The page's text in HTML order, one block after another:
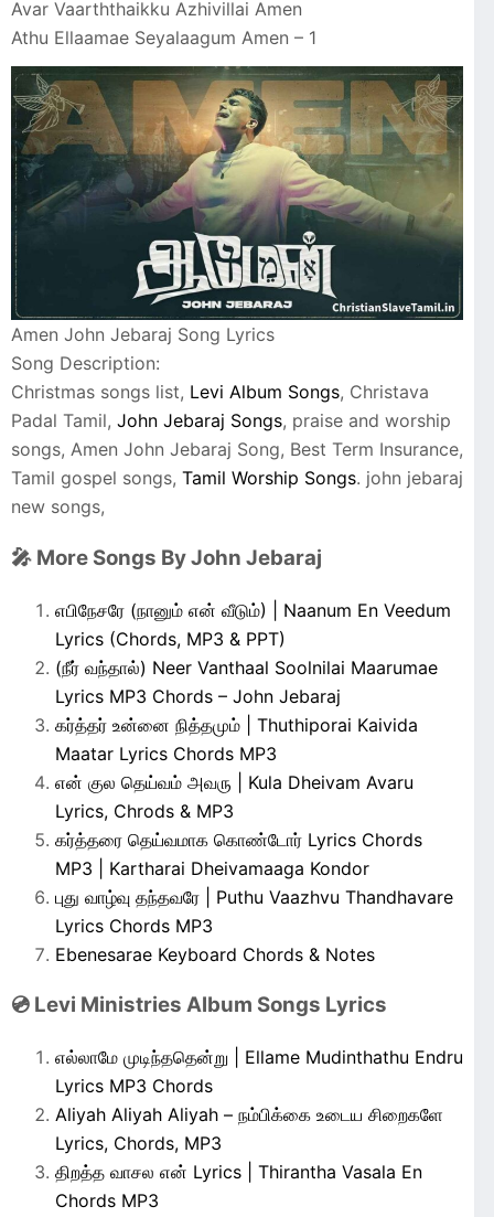
Avar Vaarththaikku Azhivillai Amen
Athu Ellaamae Seyalaagum Amen – 1
Amen John Jebaraj Song Lyrics
Song Description:
Christmas songs list, Levi Album Songs, Christava
Padal Tamil, John Jebaraj Songs, praise and worship
songs, Amen John Jebaraj Song, Best Term Insurance,
Tamil gospel songs, Tamil Worship Songs. john jebaraj
new songs,
🎤 More Songs By John Jebaraj
எபிநேசரே (நானும் என் வீடும்) | Naanum En Veedum
Lyrics (Chords, MP3 & PPT)
(நீர் வந்தால்) Neer Vanthaal Soolnilai Maarumae
Lyrics MP3 Chords – John Jebaraj
கர்த்தர் உன்னை நித்தமும் | Thuthiporai Kaivida
Maatar Lyrics Chords MP3
என் குல தெய்வம் அவரு | Kula Dheivam Avaru
Lyrics, Chrods & MP3
கர்த்தரை தெய்வமாக கொண்டோர் Lyrics Chords
MP3 | Kartharai Dheivamaaga Kondor
புது வாழ்வு தந்தவரே | Puthu Vaazhvu Thandhavare
Lyrics Chords MP3
Ebenesarae Keyboard Chords & Notes
💿 Levi Ministries Album Songs Lyrics
எல்லாமே முடிந்ததென்று | Ellame Mudinthathu Endru
Lyrics MP3 Chords
Aliyah Aliyah Aliyah – நம்பிக்கை உடைய சிறைகளே
Lyrics, Chords, MP3
திறத்த வாசல என் Lyrics | Thirantha Vasala En
Chords MP3